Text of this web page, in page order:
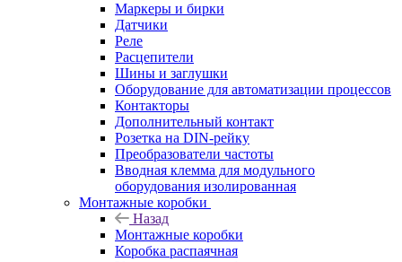
Маркеры и бирки
Датчики
Реле
Расцепители
Шины и заглушки
Оборудование для автоматизации процессов
Контакторы
Дополнительный контакт
Розетка на DIN-рейку
Преобразователи частоты
Вводная клемма для модульного
оборудования изолированная
Монтажные коробки
Назад
Монтажные коробки
Коробка распаячная